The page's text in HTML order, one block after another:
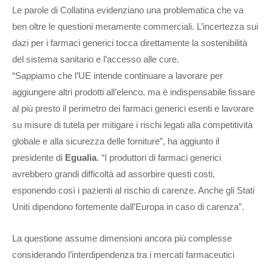
Le parole di Collatina evidenziano una problematica che va
ben oltre le questioni meramente commerciali. L’incertezza sui
dazi per i farmaci generici tocca direttamente la sostenibilità
del sistema sanitario e l’accesso alle cure.
“Sappiamo che l’UE intende continuare a lavorare per
aggiungere altri prodotti all’elenco, ma è indispensabile fissare
al più presto il perimetro dei farmaci generici esenti e lavorare
su misure di tutela per mitigare i rischi legati alla competitività
globale e alla sicurezza delle forniture”, ha aggiunto il
presidente di Egualia. “I produttori di farmaci generici
avrebbero grandi difficoltà ad assorbire questi costi,
esponendo così i pazienti al rischio di carenze. Anche gli Stati
Uniti dipendono fortemente dall’Europa in caso di carenza”.
La questione assume dimensioni ancora più complesse
considerando l’interdipendenza tra i mercati farmaceutici